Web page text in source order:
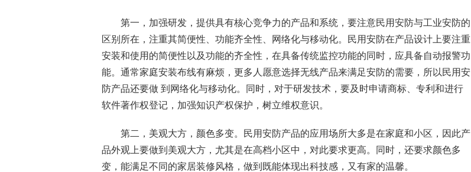
第一，加强研发，提供具有核心竞争力的产品和系统，要注意民用安防与工业安防的
区别所在，注重其简便性、功能齐全性、网络化与移动化。民用安防在产品设计上要注重
安装和使用的简便性以及功能的齐全性，在具备传统监控功能的同时，应具备自动报警功
能。通常家庭安装布线有麻烦，更多人愿意选择无线产品来满足安防的需要，所以民用安
防产品还要做 到网络化与移动化。同时，对于研发技术，要及时申请商标、专利和进行
软件著作权登记，加强知识产权保护，树立维权意识。
第二，美观大方，颜色多变。民用安防产品的应用场所大多是在家庭和小区，因此产
品外观上要做到美观大方，尤其是在高档小区中，对此要求更高。同时，还要求颜色多
变，能满足不同的家居装修风格，做到既能体现出科技感，又有家的温馨。